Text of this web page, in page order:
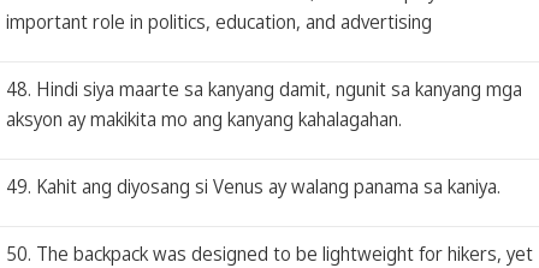
important role in politics, education, and advertising
48. Hindi siya maarte sa kanyang damit, ngunit sa kanyang mga
aksyon ay makikita mo ang kanyang kahalagahan.
49. Kahit ang diyosang si Venus ay walang panama sa kaniya.
50. The backpack was designed to be lightweight for hikers, yet